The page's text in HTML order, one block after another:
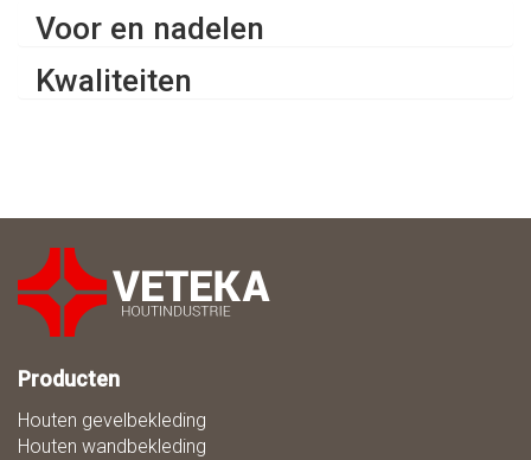
Voor en nadelen
Kwaliteiten
Producten
Houten gevelbekleding
Houten wandbekleding